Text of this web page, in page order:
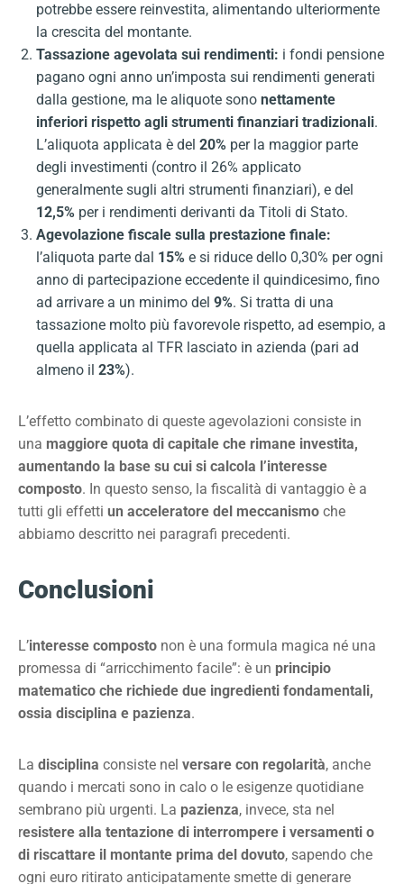
potrebbe essere reinvestita, alimentando ulteriormente
la crescita del montante.
Tassazione agevolata sui rendimenti: i fondi pensione
pagano ogni anno un’imposta sui rendimenti generati
dalla gestione, ma le aliquote sono nettamente
inferiori rispetto agli strumenti finanziari tradizionali.
L’aliquota applicata è del 20% per la maggior parte
degli investimenti (contro il 26% applicato
generalmente sugli altri strumenti finanziari), e del
12,5% per i rendimenti derivanti da Titoli di Stato.
Agevolazione fiscale sulla prestazione finale:
l’aliquota parte dal 15% e si riduce dello 0,30% per ogni
anno di partecipazione eccedente il quindicesimo, fino
ad arrivare a un minimo del 9%. Si tratta di una
tassazione molto più favorevole rispetto, ad esempio, a
quella applicata al TFR lasciato in azienda (pari ad
almeno il 23%).
L’effetto combinato di queste agevolazioni consiste in
una maggiore quota di capitale che rimane investita,
aumentando la base su cui si calcola l’interesse
composto. In questo senso, la fiscalità di vantaggio è a
tutti gli effetti un acceleratore del meccanismo che
abbiamo descritto nei paragrafi precedenti.
Conclusioni
L’interesse composto non è una formula magica né una
promessa di “arricchimento facile”: è un principio
matematico che richiede due ingredienti fondamentali,
ossia disciplina e pazienza.
La disciplina consiste nel versare con regolarità, anche
quando i mercati sono in calo o le esigenze quotidiane
sembrano più urgenti. La pazienza, invece, sta nel
resistere alla tentazione di interrompere i versamenti o
di riscattare il montante prima del dovuto, sapendo che
ogni euro ritirato anticipatamente smette di generare